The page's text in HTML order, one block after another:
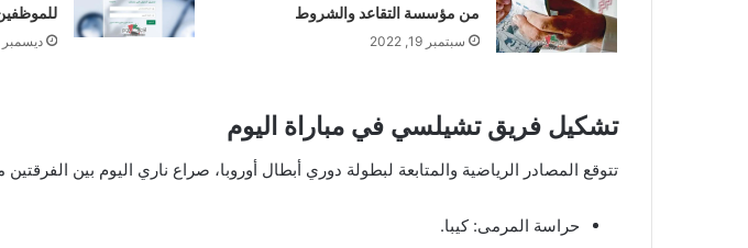
من مؤسسة التقاعد والشروط
سبتمبر 19, 2022 ديسمبر 27, 2022
تشكيل فريق تشيلسي في مباراة اليوم
تتوقع المصادر الرياضية والمتابعة لبطولة دوري أبطال أوروبا، صراع ناري اليوم بين
حراسة المرمى: كيبا.